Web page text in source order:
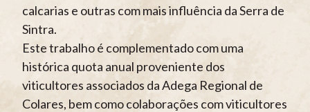
calcarias e outras com mais influência da Serra de
Sintra.
Este trabalho é complementado com uma
histórica quota anual proveniente dos
viticultores associados da Adega Regional de
Colares, bem como colaborações com viticultores